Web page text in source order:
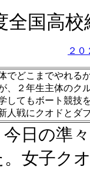
全国高
２
でどこまでやれ
、２年生主体のク
してもボート競技
人戦にクオドとダ
日の準
。女子ク